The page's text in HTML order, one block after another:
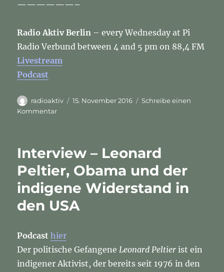
——————–
Radio Aktiv Berlin – every Wednesday at Pi
Radio Verbund between 4 and 5 pm on 88,4 FM
Livestream
Podcast
Autor
radioaktiv
Veröffentlicht
15. November 2016
Schreibe einen
Kommentarzu
–
us-
election-
english-
edition
Interview – Leonard
Peltier, Obama und der
indigene Widerstand in
den USA
Podcast hier
Der politische GefangeneLeonard Peltier ist ein
indigener Aktivist, der bereits seit 1976 in den